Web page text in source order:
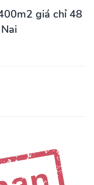
giá chỉ 48